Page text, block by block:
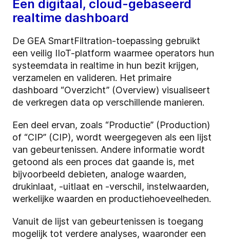
Een digitaal, cloud-gebaseerd
realtime dashboard
De GEA SmartFiltration-toepassing gebruikt
een veilig IIoT-platform waarmee operators hun
systeemdata in realtime in hun bezit krijgen,
verzamelen en valideren. Het primaire
dashboard “Overzicht” (Overview) visualiseert
de verkregen data op verschillende manieren.
Een deel ervan, zoals “Productie” (Production)
of “CIP” (CIP), wordt weergegeven als een lijst
van gebeurtenissen. Andere informatie wordt
getoond als een proces dat gaande is, met
bijvoorbeeld debieten, analoge waarden,
drukinlaat, -uitlaat en -verschil, instelwaarden,
werkelijke waarden en productiehoeveelheden.
Vanuit de lijst van gebeurtenissen is toegang
mogelijk tot verdere analyses, waaronder een